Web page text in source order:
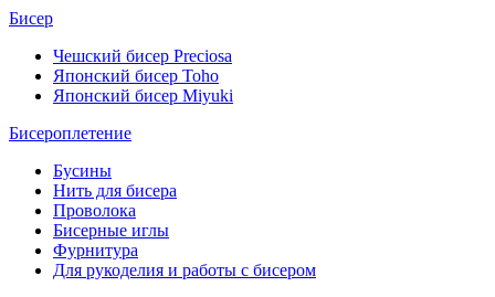
Бисер
Чешский бисер Preciosa
Японский бисер Toho
Японский бисер Miyuki
Бисероплетение
Бусины
Нить для бисера
Проволока
Бисерные иглы
Фурнитура
Для рукоделия и работы с бисером